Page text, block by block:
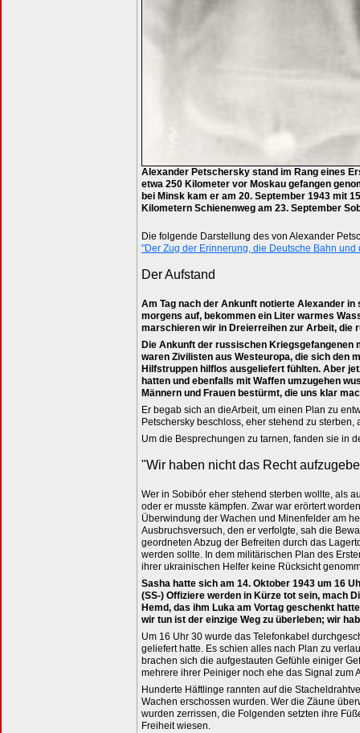
Alexander Petschersky stand im Rang eines
etwa 250 Kilometer vor Moskau gefangen
bei Minsk kam er am 20. September 1943 mit
Kilometern Schienenweg am 23. September
Die folgende Darstellung des von Alexander
"Der Zug der Erinnerung, die Deutsche Bahn
Der Aufstand
Am Tag nach der Ankunft notierte Alexander
morgens auf, bekommen ein Liter warmes
marschieren wir in Dreierreihen zur Arbeit, die
Die Ankunft der russischen Kriegsgefangenen
waren Zivilisten aus Westeuropa, die sich den
Hilfstruppen hilflos ausgeliefert fühlten. Aber
hatten und ebenfalls mit Waffen umzugehen
Männern und Frauen bestürmt, die uns klar
Er begab sich an dieArbeit, um einen Plan zu
Petschersky beschloss, eher stehend zu
Um die Besprechungen zu tarnen, fanden sie in
"Wir haben nicht das Recht
Wer in Sobibór eher stehend sterben wollte, als
oder er musste kämpfen. Zwar war erörtert
Überwindung der Wachen und Minenfelder am
Ausbruchsversuch, den er verfolgte, sah die
geordneten Abzug der Befreiten durch das
werden sollte. In dem militärischen Plan des
ihrer ukrainischen Helfer keine Rücksicht
Sasha hatte sich am 14. Oktober 1943 um 16
(SS-) Offiziere werden in Kürze tot sein, mach
Hemd, das ihm Luka am Vortag geschenkt
wir tun ist der einzige Weg zu überleben; wir
Um 16 Uhr 30 wurde das Telefonkabel
geliefert hatte. Es schien alles nach Plan zu
brachen sich die aufgestauten Gefühle einiger
mehrere ihrer Peiniger noch ehe das Signal zum
Hunderte Häftlinge rannten auf die
Wachen erschossen wurden. Wer die Zäune
wurden zerrissen, die Folgenden setzten ihre
Freiheit wiesen.